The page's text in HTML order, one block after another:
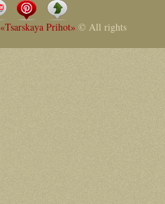
«Tsarskaya Prihot» © All rights